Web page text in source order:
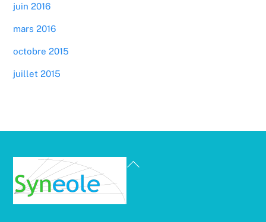
juin 2016
mars 2016
octobre 2015
juillet 2015